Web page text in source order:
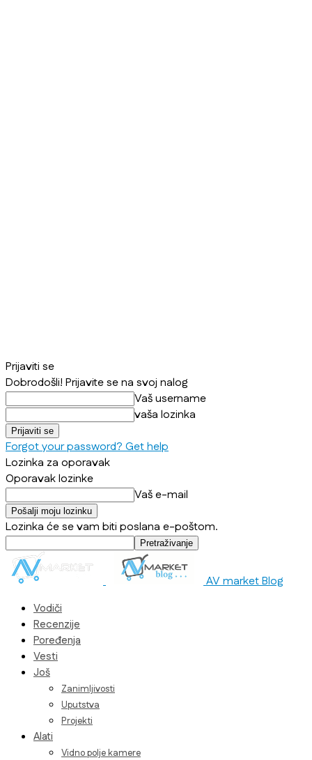
Prijaviti se
Dobrodošli! Prijavite se na svoj nalog
Vaš username
vaša lozinka
Forgot your password? Get help
Lozinka za oporavak
Oporavak lozinke
Vaš e-mail
Lozinka će se vam biti poslana e-poštom.
AV market Blog
Vodiči
Recenzije
Poređenja
Vesti
Još
Zanimljivosti
Uputstva
Projekti
Alati
Vidno polje kamere